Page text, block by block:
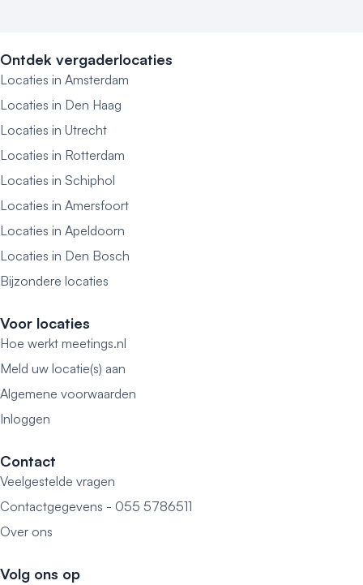
Ontdek vergaderlocaties
Locaties in Amsterdam
Locaties in Den Haag
Locaties in Utrecht
Locaties in Rotterdam
Locaties in Schiphol
Locaties in Amersfoort
Locaties in Apeldoorn
Locaties in Den Bosch
Bijzondere locaties
Voor locaties
Hoe werkt meetings.nl
Meld uw locatie(s) aan
Algemene voorwaarden
Inloggen
Contact
Veelgestelde vragen
Contactgegevens - 055 5786511
Over ons
Volg ons op